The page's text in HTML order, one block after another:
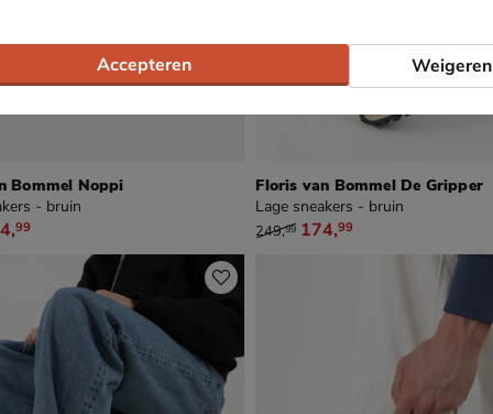
Bommel Noppi
- bruin
voor € 174,99
,99
Floris van Bommel De Gripper
Lage sneakers - bruin
van € 249,99 voor € 174,99
249,99 174,99
Accepteren Weigeren